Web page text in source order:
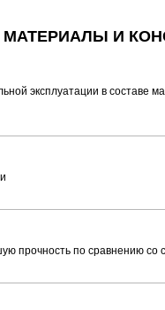
И
эксплуатации в составе
прочность по сравнению со